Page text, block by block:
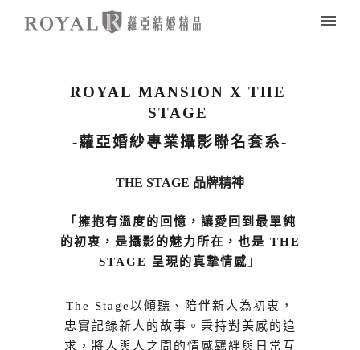
ROYAL MANSION X THE
STAGE
-蘿亞婚紗專業攝影聯名套系-
THE STAGE 品牌精神
「 擁抱有溫度的回憶， 讓愛回到最單純
的初衷， 是攝影的魅力所在， 也是 THE
STAGE 呈現的真摯情感 」
The Stage以傾聽、陪伴新人為初衷，
忠實記錄新人的故事。秉持對美感的追
求，將人與人之間的情感羈絆與日常互